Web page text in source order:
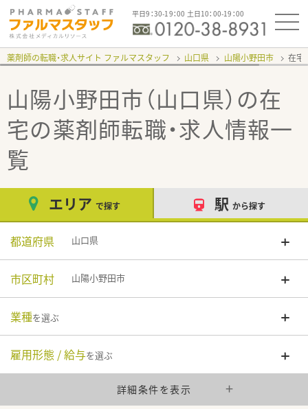
平日9：30-19：00 土日10：00-19：00
薬剤師の転職・求人サイト ファルマスタッフ 山口県 山陽小野田市 在宅
山陽小野田市（山口県）の在
宅の薬剤師転職・求人情報一
覧
エリア で探す 駅 から探す
都道府県 山口県
市区町村 山陽小野田市
業種を選ぶ
雇用形態 / 給与を選ぶ
詳細条件を表示